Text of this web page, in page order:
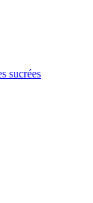
sucrées